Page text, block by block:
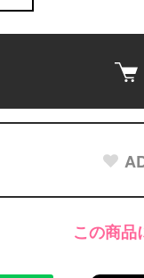
この商品